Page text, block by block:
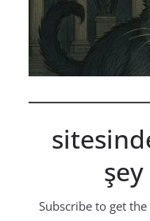
Subscribe to get